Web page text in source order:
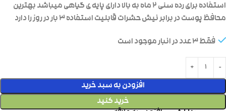
استفاده برای رده سنی ۲ ماه به بالا دارای پایه ی گیاهی میباشد بهترین
محافظ پوست در برابر نیش حشرات قابلیت استفاده ۳ بار در روز را دارد
فقط 3 عدد در انبار موجود است
افزودن به سبد خرید
خرید کنید